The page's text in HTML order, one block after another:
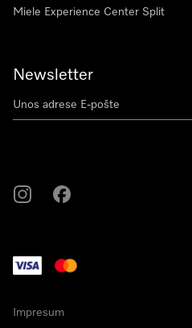
Miele Experience Center Split
Newsletter
Impresum